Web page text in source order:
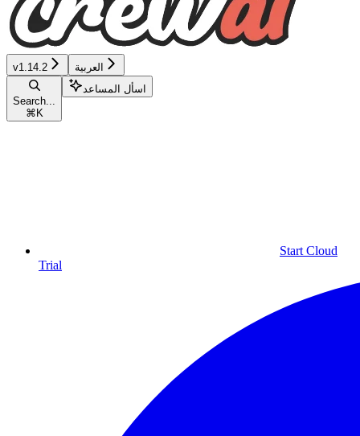
v1.14.2 العربية
Search...
⌘ K
اسأل المساعد
Start Cloud
Trial